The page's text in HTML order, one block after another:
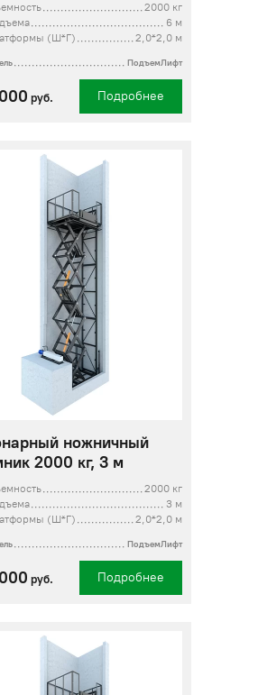
2000 кг
6 м
(Ш*Г)
2,0*2,0 м
ПодъемЛифт
руб. Подробнее
ножничный
2000 кг, 3 м
2000 кг
3 м
(Ш*Г)
2,0*2,0 м
ПодъемЛифт
руб. Подробнее